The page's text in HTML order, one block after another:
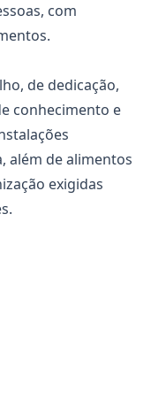
com
de dedicação,
conhecimento e
além de alimentos
exigidas